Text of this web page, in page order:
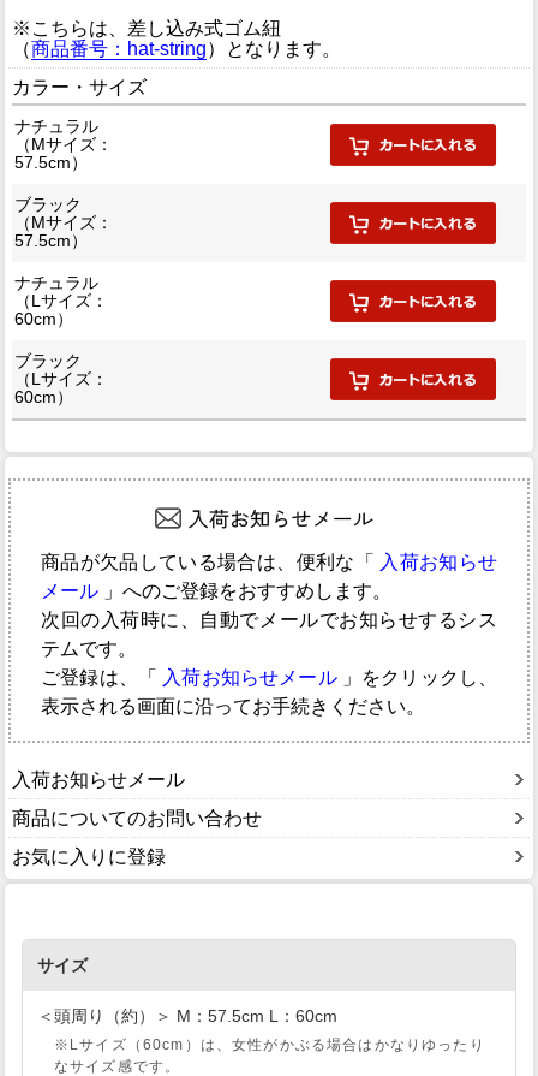
※こちらは、差し込み式ゴム紐
（商品番号：hat-string）となります。
カラー・サイズ
ナチュラル
（Mサイズ：
57.5cm）
ブラック
（Mサイズ：
57.5cm）
ナチュラル
（Lサイズ：
60cm）
ブラック
（Lサイズ：
60cm）
商品が欠品している場合は、便利な「
入荷お知らせ
メール 」へのご登録をおすすめします。
次回の入荷時に、自動でメールでお知らせするシス
テムです。
ご登録は、「
入荷お知らせメール 」をクリックし、
表示される画面に沿ってお手続きください。
入荷お知らせメール
商品についてのお問い合わせ
お気に入りに登録
サイズ
＜頭周り（約）＞ M：57.5cm L：60cm
※Lサイズ（60cm）は、女性がかぶる場合はかなりゆったり
なサイズ感です。